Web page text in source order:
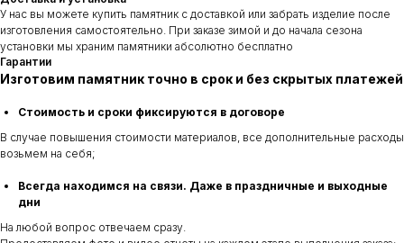
У нас вы можете купить памятник с доставкой или забрать изделие после
изготовления самостоятельно. При заказе зимой и до начала сезона
установки мы храним памятники абсолютно бесплатно
Гарантии
Изготовим памятник точно в срок и без скрытых платежей
Стоимость и сроки фиксируются в договоре
В случае повышения стоимости материалов, все дополнительные расходы
возьмем на себя;
Всегда находимся на связи. Даже в праздничные и выходные
дни
На любой вопрос отвечаем сразу.